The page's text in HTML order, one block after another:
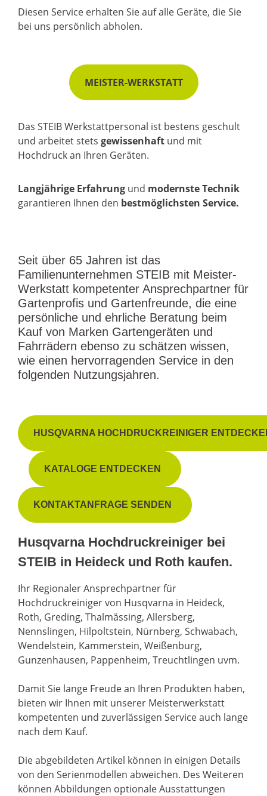
Diesen Service erhalten Sie auf alle Geräte, die Sie
bei uns persönlich abholen.
MEISTER-WERKSTATT
Das STEIB Werkstattpersonal ist bestens geschult
und arbeitet stets gewissenhaft und mit
Hochdruck an Ihren Geräten.
Langjährige Erfahrung und modernste Technik
garantieren Ihnen den bestmöglichsten Service.
Seit über 65 Jahren ist das
Familienunternehmen STEIB mit Meister-
Werkstatt kompetenter Ansprechpartner für
Gartenprofis und Gartenfreunde, die eine
persönliche und ehrliche Beratung beim
Kauf von Marken Gartengeräten und
Fahrrädern ebenso zu schätzen wissen,
wie einen hervorragenden Service in den
folgenden Nutzungsjahren.
HUSQVARNA HOCHDRUCKREINIGER
KATALOGE ENTDECKEN
KONTAKTANFRAGE SENDEN
Husqvarna Hochdruckreiniger bei
STEIB in Heideck und Roth kaufen.
Ihr Regionaler Ansprechpartner für
Hochdruckreiniger von Husqvarna in Heideck,
Roth, Greding, Thalmässing, Allersberg,
Nennslingen, Hilpoltstein, Nürnberg, Schwabach,
Wendelstein, Kammerstein, Weißenburg,
Gunzenhausen, Pappenheim, Treuchtlingen uvm.
Damit Sie lange Freude an Ihren Produkten haben,
bieten wir Ihnen mit unserer Meisterwerkstatt
kompetenten und zuverlässigen Service auch lange
nach dem Kauf.
Die abgebildeten Artikel können in einigen Details
von den Serienmodellen abweichen. Des Weiteren
können Abbildungen optionale Ausstattungen